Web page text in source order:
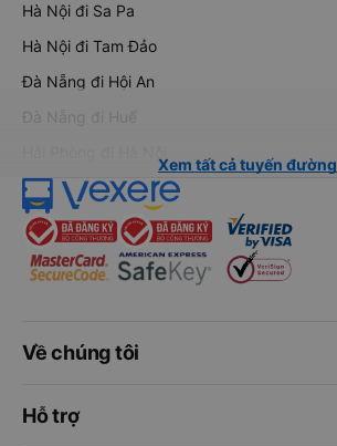
Hà Nội đi Sa Pa
Hà Nội đi Tam Đảo
Đà Nẵng đi Hội An
Đà Nẵng đi Huế
Xem tất cả tuyến đường
Về chúng tôi
Hỗ trợ